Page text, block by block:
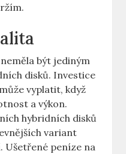
být jediným
disků. Investice
vyplatit, když
‌a⁢ výkon.⁤
hybridních disků
variant
Ušetřené peníze na